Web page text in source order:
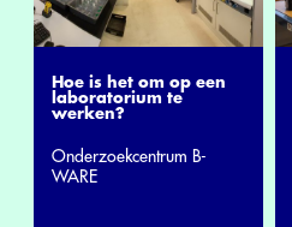
Hoe is het om op een
laboratorium te
werken?
Onderzoekcentrum B-
WARE